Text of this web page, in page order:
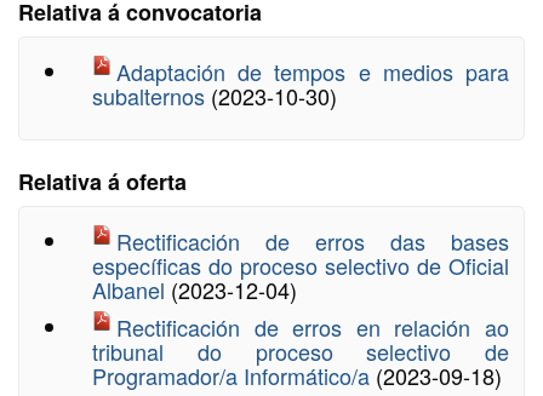
Relativa á convocatoria
Adaptación de tempos e medios para
subalternos (2023-10-30)
Relativa á oferta
Rectificación de erros das bases
específicas do proceso selectivo de Oficial
Albanel (2023-12-04)
Rectificación de erros en relación ao
tribunal do proceso selectivo de
Programador/a Informático/a (2023-09-18)